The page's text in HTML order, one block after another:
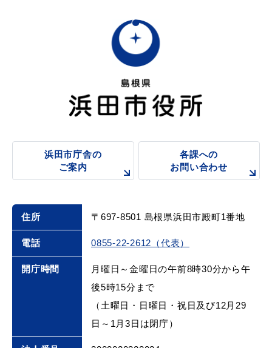
浜田市庁舎の
ご案内
各課への
お問い合わせ
住所 〒697-8501 島根県浜田市殿町1番地
電話 0855-22-2612（代表）
開庁時間
月曜日～金曜日の午前8時30分から午
後5時15分まで
（土曜日・日曜日・祝日及び12月29
日～1月3日は閉庁）